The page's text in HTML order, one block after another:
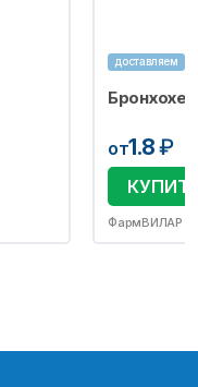
доставляем
от1.8₽
ФармВИЛАР